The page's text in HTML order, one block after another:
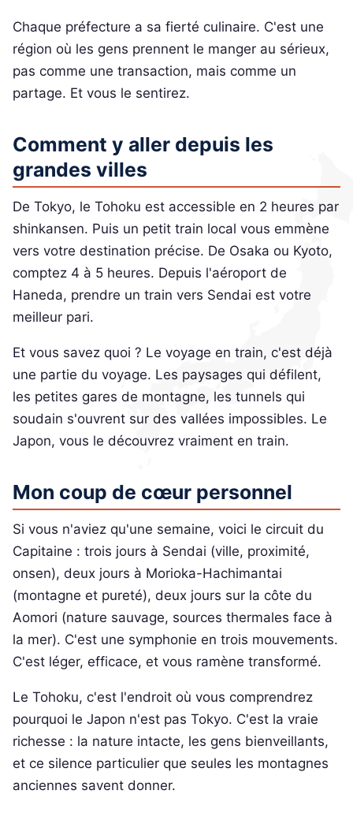
Chaque préfecture a sa fierté culinaire. C'est une
région où les gens prennent le manger au sérieux,
pas comme une transaction, mais comme un
partage. Et vous le sentirez.
Comment y aller depuis les
grandes villes
De Tokyo, le Tohoku est accessible en 2 heures par
shinkansen. Puis un petit train local vous emmène
vers votre destination précise. De Osaka ou Kyoto,
comptez 4 à 5 heures. Depuis l'aéroport de
Haneda, prendre un train vers Sendai est votre
meilleur pari.
Et vous savez quoi ? Le voyage en train, c'est déjà
une partie du voyage. Les paysages qui défilent,
les petites gares de montagne, les tunnels qui
soudain s'ouvrent sur des vallées impossibles. Le
Japon, vous le découvrez vraiment en train.
Mon coup de cœur personnel
Si vous n'aviez qu'une semaine, voici le circuit du
Capitaine : trois jours à Sendai (ville, proximité,
onsen), deux jours à Morioka-Hachimantai
(montagne et pureté), deux jours sur la côte du
Aomori (nature sauvage, sources thermales face à
la mer). C'est une symphonie en trois mouvements.
C'est léger, efficace, et vous ramène transformé.
Le Tohoku, c'est l'endroit où vous comprendrez
pourquoi le Japon n'est pas Tokyo. C'est la vraie
richesse : la nature intacte, les gens bienveillants,
et ce silence particulier que seules les montagnes
anciennes savent donner.